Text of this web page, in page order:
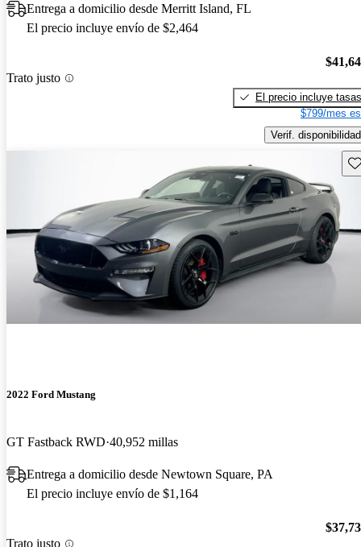
Entrega a domicilio desde Merritt Island, FL
El precio incluye envío de $2,464
Trato justo
El precio incluye tasas
$799/mes
Verif. disponibilidad
2022 Ford Mustang
GT Fastback RWD 40,952 millas
Entrega a domicilio desde Newtown Square, PA
El precio incluye envío de $1,164
Trato justo